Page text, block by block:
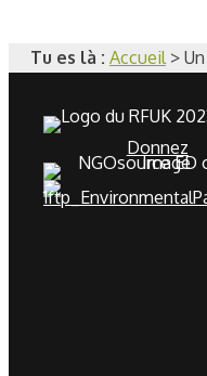
Tu es là : Accueil >
Donnez